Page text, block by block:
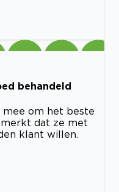
behandeld
mee om het beste
dat ze met
klant willen.